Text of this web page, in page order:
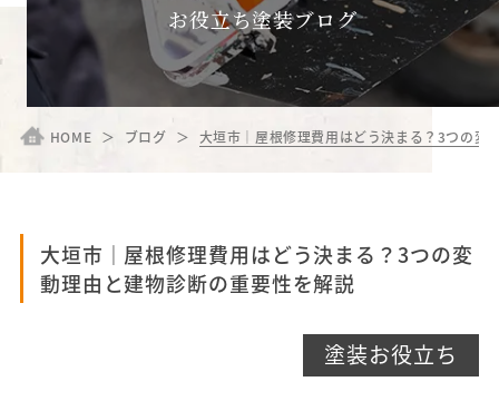
お役立ち塗装ブログ
HOME ブログ 大垣市｜屋根修理費用はどう決まる？3つの変
大垣市｜屋根修理費用はどう決まる？3つの変
動理由と建物診断の重要性を解説
塗装お役立ち